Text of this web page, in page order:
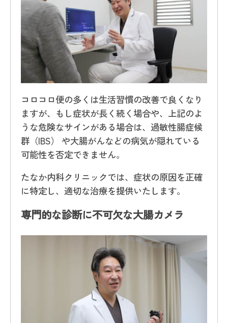
コロコロ便の多くは生活習慣の改善で良くなり
ますが、もし症状が長く続く場合や、上記のよ
うな危険なサインがある場合は、過敏性腸症候
群（IBS） や大腸がんなどの病気が隠れている
可能性を否定できません。
たなか内科クリニックでは、症状の原因を正確
に特定し、適切な治療を提供いたします。
専門的な診断に不可欠な大腸カメラ